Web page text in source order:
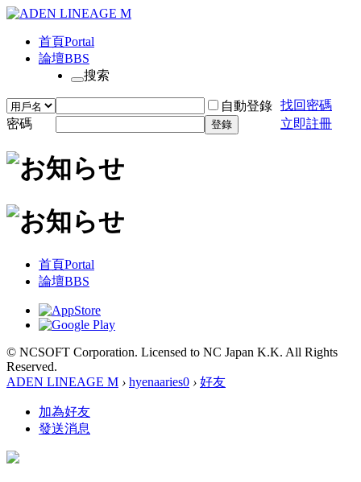
首頁Portal
論壇BBS
搜索
自動登錄 找回密碼
密碼
登錄 立即註冊
首頁Portal
論壇BBS
© NCSOFT Corporation. Licensed to NC Japan K.K. All Rights
Reserved.
ADEN LINEAGE M › hyenaaries0 › 好友
加為好友
發送消息